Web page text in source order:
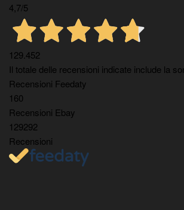
4,7/5
129.452
Il totale delle recensioni indicate include la
Recensioni Feedaty
160
Recensioni Ebay
129292
Recensioni